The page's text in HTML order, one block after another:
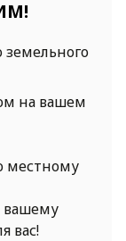
на вашем
местному
вашему
вас!